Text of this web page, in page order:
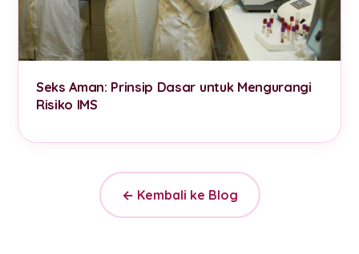
Seks Aman: Prinsip Dasar untuk Mengurangi
Risiko IMS
← Kembali ke Blog